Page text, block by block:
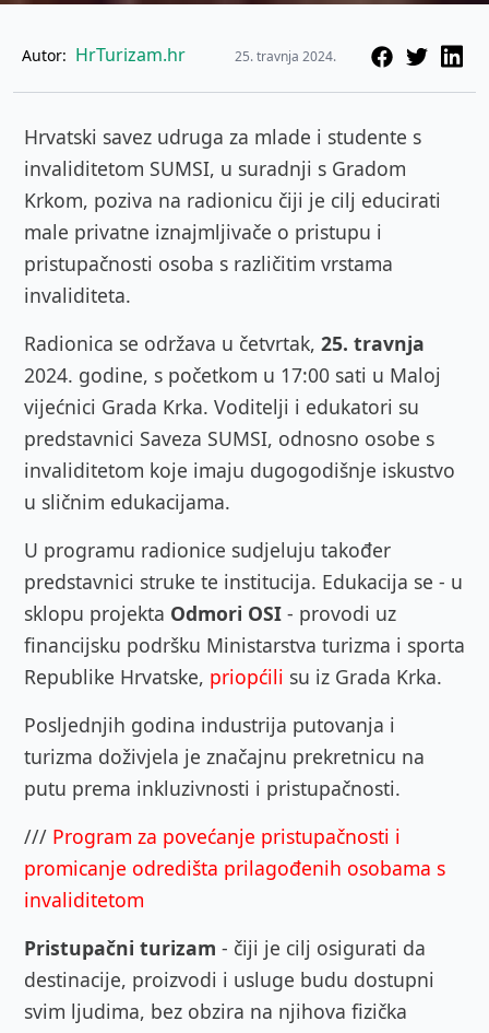
Autor: HrTurizam.hr 25. travnja 2024.
Hrvatski savez udruga za mlade i studente s
invaliditetom SUMSI, u suradnji s Gradom
Krkom, poziva na radionicu čiji je cilj educirati
male privatne iznajmljivače o pristupu i
pristupačnosti osoba s različitim vrstama
invaliditeta.
Radionica se održava u četvrtak, 25. travnja
2024. godine, s početkom u 17:00 sati u Maloj
vijećnici Grada Krka. Voditelji i edukatori su
predstavnici Saveza SUMSI, odnosno osobe s
invaliditetom koje imaju dugogodišnje iskustvo
u sličnim edukacijama.
U programu radionice sudjeluju također
predstavnici struke te institucija. Edukacija se - u
sklopu projekta Odmori OSI - provodi uz
financijsku podršku Ministarstva turizma i sporta
Republike Hrvatske, priopćili su iz Grada Krka.
Posljednjih godina industrija putovanja i
turizma doživjela je značajnu prekretnicu na
putu prema inkluzivnosti i pristupačnosti.
/// Program za povećanje pristupačnosti i
promicanje odredišta prilagođenih osobama s
invaliditetom
Pristupačni turizam - čiji je cilj osigurati da
destinacije, proizvodi i usluge budu dostupni
svim ljudima, bez obzira na njihova fizička